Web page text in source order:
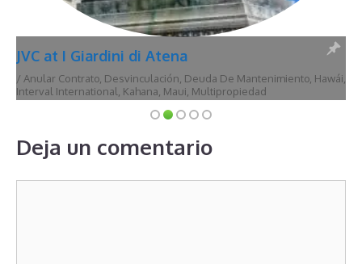
JVC at I Giardini di Atena
/ Anular Contrato, Desvinculación, Deuda De Mantenimiento, Hawái,
Interval International, Kahana, Maui, Multipropiedad